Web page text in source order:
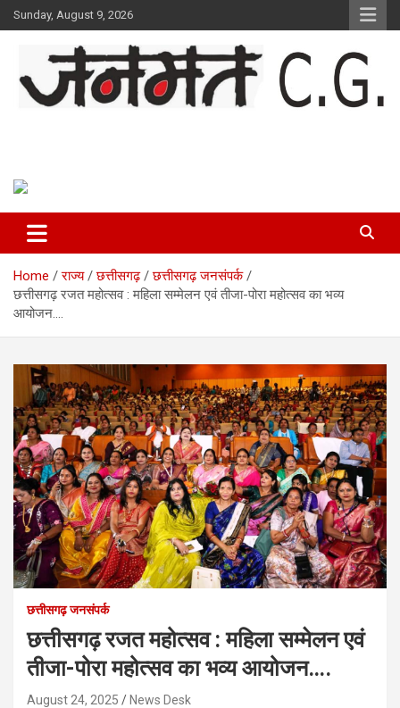
Skip
to
Sunday, August 9, 2026
Home राज्य छत्तीसगढ़
छत्तीसगढ़ जनसंपर्क
छत्तीसगढ़ रजत महोत्सव : महिला सम्मेलन एवं तीजा-पोरा महोत्सव का भव्य
आयोजन….
छत्तीसगढ़ जनसंपर्क
छत्तीसगढ़ रजत महोत्सव : महिला सम्मेलन एवं
तीजा-पोरा महोत्सव का भव्य आयोजन….
August 24, 2025 News Desk